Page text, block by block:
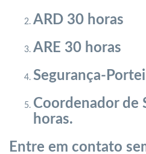
ARD 30 horas
ARE 30 horas
Segurança-
Coordenador de
horas.
Entre em contato